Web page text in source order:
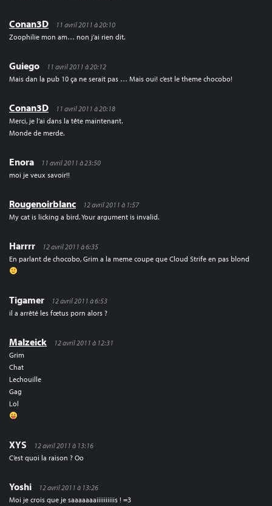
Conan3D
11 avril 2011 à 20:10
Zoophilie mon am… non j’ai rien dit.
Guiego
11 avril 2011 à 20:12
Mais dan la pub 10 ça ne serait pas … Mais oui! c’est le theme chocobo!
Conan3D
11 avril 2011 à 20:18
Merci, je l’ai dans la tête maintenant.
Monde de merde.
Enora
11 avril 2011 à 23:50
moi je veux savoir!!
Rougenoirblanc
12 avril 2011 à 1:57
My cat is licking a bird. Your argument is invalid.
Harrrr
12 avril 2011 à 6:35
En parlant de chocobo, Grim a la meme coupe que Cloud Strife en pas blond
Tigamer
12 avril 2011 à 6:53
il a arrêté les fœtus porn alors ?
Malzeick
12 avril 2011 à 12:31
Grim
Chat
Lechouille
Gag
Lol
XYS
12 avril 2011 à 13:16
C’est quoi la raison ? Oo
Yoshi
12 avril 2011 à 13:26
Moi je crois que je saaaaaaaiiiiiiiiiis ! =3